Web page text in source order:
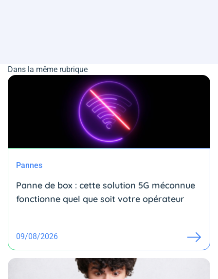
Dans la même rubrique
Pannes
Panne de box : cette solution 5G méconnue
fonctionne quel que soit votre opérateur
09/08/2026